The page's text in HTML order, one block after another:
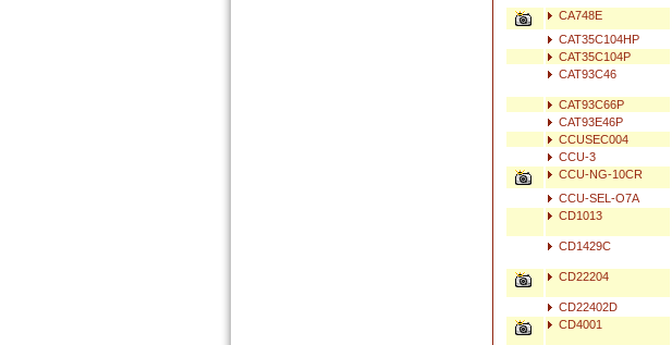
CA748E
CAT35C104HP
CAT35C104P
CAT93C46
CAT93C66P
CAT93E46P
CCUSEC004
CCU-3
CCU-NG-10CR
CCU-SEL-O7A
CD1013
CD1429C
CD22204
CD22402D
CD4001